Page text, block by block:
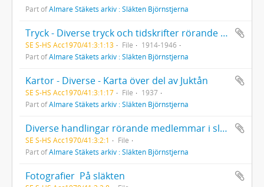
Part ofAlmare Stäkets arkiv : Släkten Björnstjerna
Tryck - Diverse tryck och tidskrifter rörande Almare Stäket
SE S-HS Acc1970/41:3:1:13 File
1914-1946
Part ofAlmare Stäkets arkiv : Släkten Björnstjerna
Kartor - Diverse - Karta över del av Juktån
SE S-HS Acc1970/41:3:1:17 File
1937
Part ofAlmare Stäkets arkiv : Släkten Björnstjerna
Diverse handlingar rörande medlemmar i släkten Björnstjerna  akter med personliga handlingar
SE S-HS Acc1970/41:3:2:1
File
Part ofAlmare Stäkets arkiv : Släkten Björnstjerna
Fotografier  På släkten